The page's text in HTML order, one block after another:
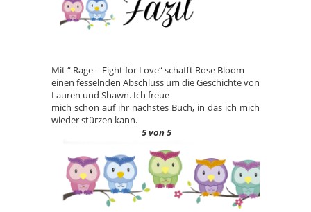
Mit “ Rage – Fight for Love“ schafft Rose Bloom
einen fesselnden Abschluss um die Geschichte von
Lauren und Shawn. Ich freue
mich schon auf ihr nächstes Buch, in das ich mich
wieder stürzen kann.
5 von 5